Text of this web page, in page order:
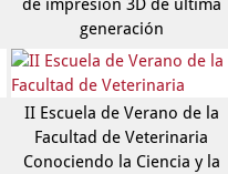
generación
II Escuela de Verano de la
Facultad de Veterinaria
Conociendo la Ciencia y la